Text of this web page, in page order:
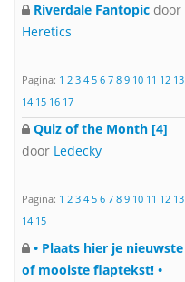
Riverdale Fantopic door
Heretics
Pagina: 1 2 3 4 5 6 7 8 9 10 11 12 13
14 15 16 17
Quiz of the Month [4]
door Ledecky
Pagina: 1 2 3 4 5 6 7 8 9 10 11 12 13
14 15
• Plaats hier je nieuwste
of mooiste flaptekst! •